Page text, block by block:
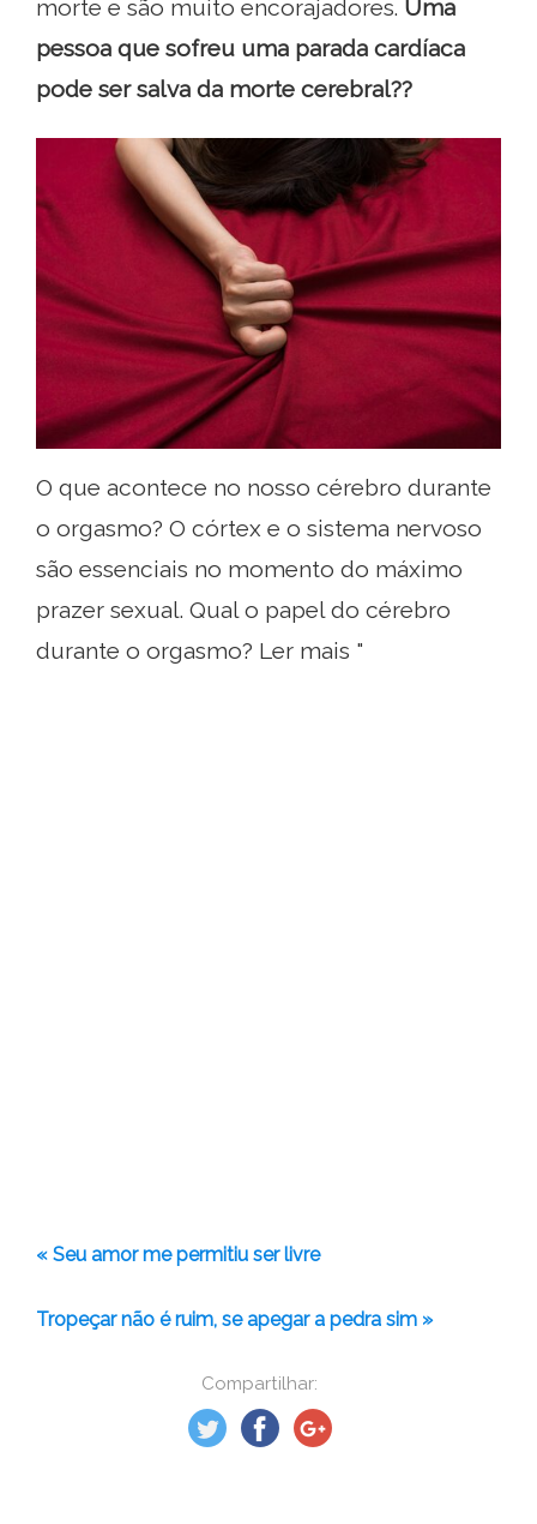
Compartilhar:
morte e são muito encorajadores. Uma
pessoa que sofreu uma parada cardíaca
pode ser salva da morte cerebral??
O que acontece no nosso cérebro durante
o orgasmo? O córtex e o sistema nervoso
são essenciais no momento do máximo
prazer sexual. Qual o papel do cérebro
durante o orgasmo? Ler mais "
« Seu amor me permitiu ser livre
Tropeçar não é ruim, se apegar a pedra sim »